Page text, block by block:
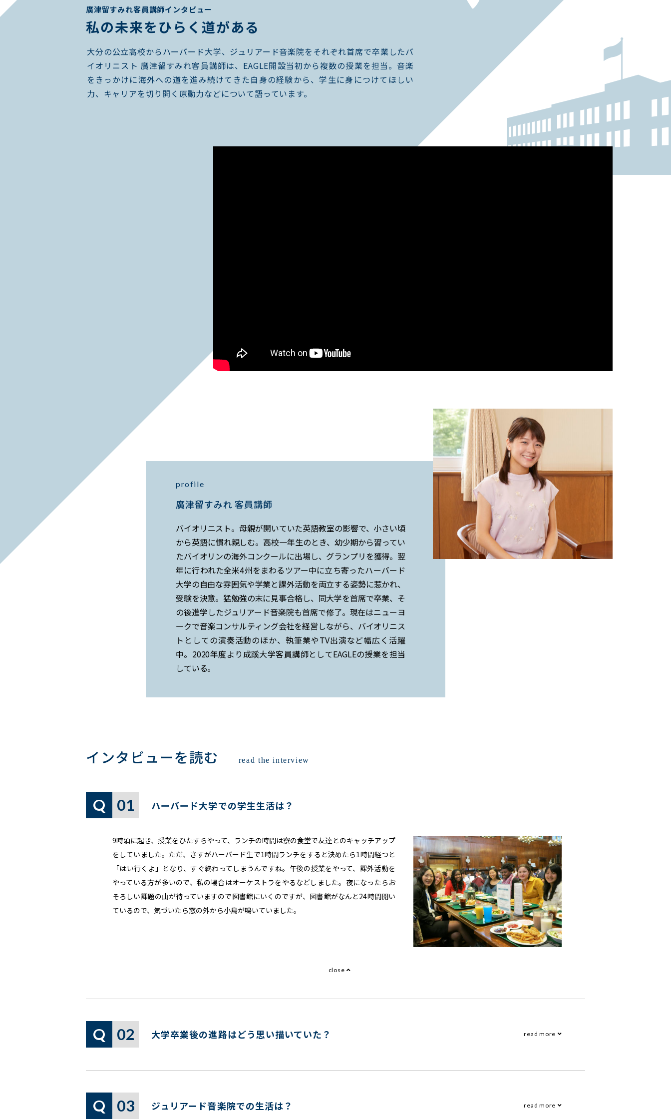
廣津留すみれ客員講師インタビュー
私の未来をひらく道がある
大分の公立高校からハーバード大学、ジュリアード音楽院をそれぞれ首席で卒業したバ
イオリニスト 廣津留すみれ客員講師は、EAGLE開設当初から複数の授業を担当。音楽
をきっかけに海外への道を進み続けてきた自身の経験から、学生に身につけてほしい
力、キャリアを切り開く原動力などについて語っています。
profile
廣津留すみれ 客員講師
バイオリニスト。母親が開いていた英語教室の影響で、小さい頃
から英語に慣れ親しむ。高校一年生のとき、幼少期から習ってい
たバイオリンの海外コンクールに出場し、グランプリを獲得。翌
年に行われた全米4州をまわるツアー中に立ち寄ったハーバード
大学の自由な雰囲気や学業と課外活動を両立する姿勢に惹かれ、
受験を決意。猛勉強の末に見事合格し、同大学を首席で卒業、そ
の後進学したジュリアード音楽院も首席で修了。現在はニューヨ
ークで音楽コンサルティング会社を経営しながら、バイオリニス
トとしての演奏活動のほか、執筆業やTV出演など幅広く活躍
中。2020年度より成蹊大学客員講師としてEAGLEの授業を担当
している。
インタビューを読む read the interview
Q 01 ハーバード大学での学生生活は？
9時頃に起き、授業をひたすらやって、ランチの時間は寮の食堂で友達とのキャッチアップ
をしていました。ただ、さすがハーバード生で1時間ランチをすると決めたら1時間経つと
「はい行くよ」となり、すぐ終わってしまうんですね。午後の授業をやって、課外活動を
やっている方が多いので、私の場合はオーケストラをやるなどしました。夜になったらお
そろしい課題の山が待っていますので図書館にいくのですが、図書館がなんと24時間開い
ているので、気づいたら窓の外から小鳥が鳴いていました。
close
Q 02 大学卒業後の進路はどう思い描いていた？ read more
Q 03 ジュリアード音楽院での生活は？ read more